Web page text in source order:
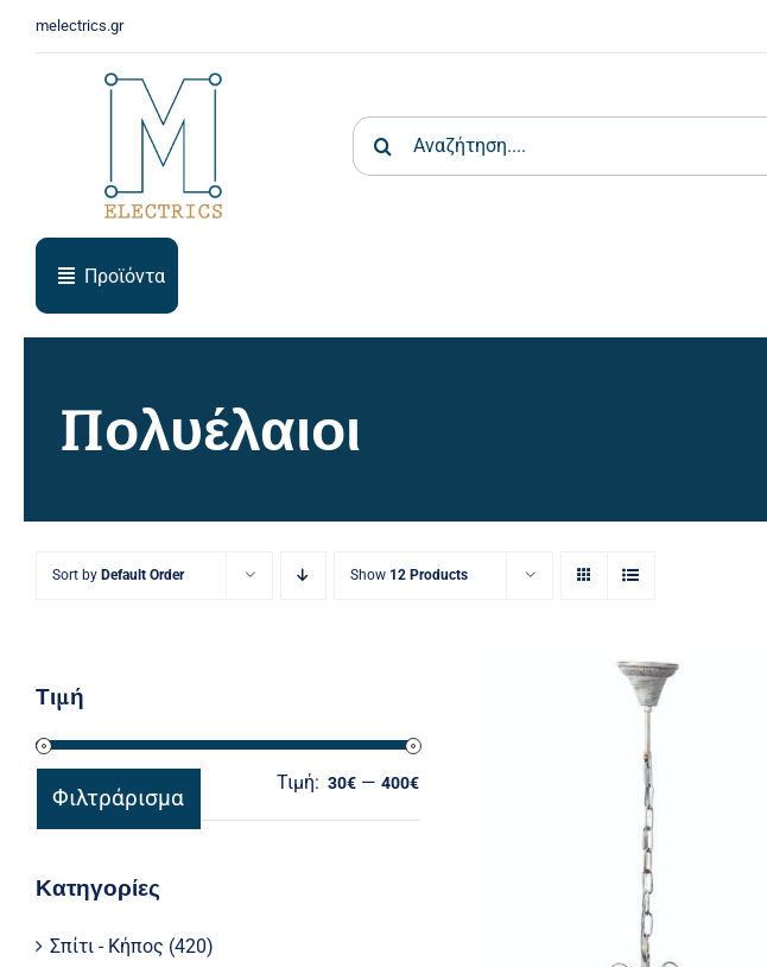
melectrics.gr
Search
for:
Προϊόντα
Πολυέλαιοι
Sort by Default Order Show 12 Products
Τιμή
Ελάχιστη
Μέγιστη
Φιλτράρισμα
Τιμή: 30€— 400€
Κατηγορίες
Σπίτι - Κήπος (420)
PDC 2183-5 AG ΕΚΡΟΥ ΜΕ
ΧΡΥΣΗ ΠΑΤΙΝΑ ΓΥΑΛΙ ΜΕ
ΜΕΤΑΛΛΙΚΟ
ΔΙΑΚΟΣΜΗΤΙΚΟ 5ΧΕ14